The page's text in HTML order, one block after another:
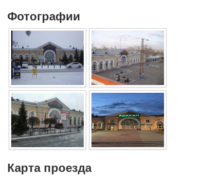
Фотографии
Карта проезда